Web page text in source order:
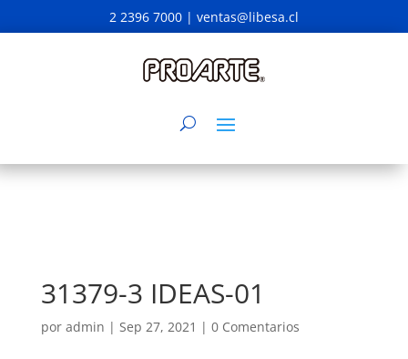
2 2396 7000 | ventas@libesa.cl
31379-3 IDEAS-01
por admin | Sep 27, 2021 | 0 Comentarios